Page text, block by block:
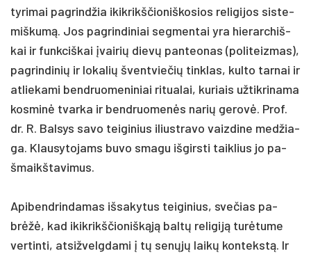
ty­ri­mai pa­grind­žia ikik­rikš­čio­niš­ko­sios re­li­gi­jos sis­te­
miš­kumą. Jos pa­grin­di­niai seg­men­tai yra hie­rar­chiš­
kai ir funk­ciš­kai įvai­rių dievų pan­teo­nas (po­li­teiz­mas),
pa­grin­di­nių ir lo­ka­lių švent­vie­čių tink­las, kul­to tar­nai ir
at­lie­ka­mi bend­ruo­me­ni­niai ri­tua­lai, ku­riais už­tik­ri­na­ma
kos­minė tvar­ka ir bend­ruo­menės na­rių ge­rovė. Prof.
dr. R. Bal­sys sa­vo tei­gi­nius iliust­ra­vo vaiz­di­ne med­žia­
ga. Klau­sy­to­jams bu­vo sma­gu iš­girs­ti taik­lius jo pa­
šmaikš­ta­vi­mus.
Api­bend­rin­da­mas iš­sa­ky­tus tei­gi­nius, sve­čias pa­
brėžė, kad ikik­rikš­čio­niškąją baltų re­li­giją turė­tu­me
ver­tin­ti, at­si­žvelg­da­mi į tų senųjų laikų kon­tekstą. Ir